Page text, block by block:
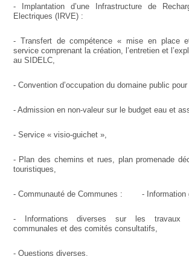
- Implantation d’une Infrastructure de
Electriques (IRVE) :
- Transfert de compétence « mise en place
service comprenant la création, l’entretien et
au SIDELC,
- Convention d’occupation du domaine public
- Admission en non-valeur sur le budget eau et
- Service « visio-guichet »,
- Plan des chemins et rues, plan promenade
touristiques,
- Communauté de Communes : - Information
- Informations diverses sur les travaux
communales et des comités consultatifs,
- Questions diverses.